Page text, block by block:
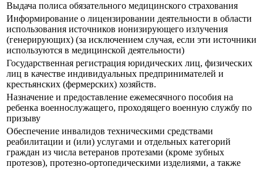
Выдача полиса обязательного медицинского страхования
Информирование о лицензировании деятельности в области
использования источников ионизирующего излучения
(генерирующих) (за исключением случая, если эти источники
используются в медицинской деятельности)
Государственная регистрация юридических лиц, физических
лиц в качестве индивидуальных предпринимателей и
крестьянских (фермерских) хозяйств.
Назначение и предоставление ежемесячного пособия на
ребенка военнослужащего, проходящего военную службу по
призыву
Обеспечение инвалидов техническими средствами
реабилитации и (или) услугами и отдельных категорий
граждан из числа ветеранов протезами (кроме зубных
протезов), протезно-ортопедическими изделиями, а также